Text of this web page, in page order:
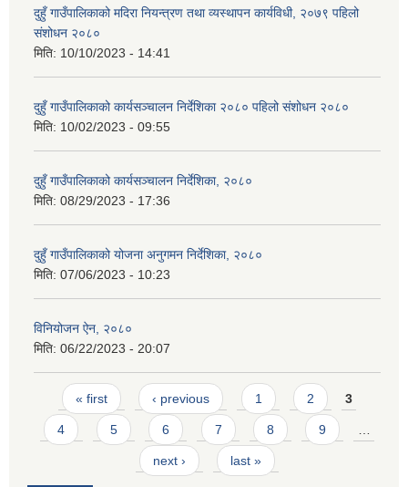
दुहुँ गाउँपालिकाको मदिरा नियन्त्रण तथा व्यस्थापन कार्यविधी, २०७९ पहिलो
संशोधन २०८०
मिति: 10/10/2023 - 14:41
दुहुँ गाउँपालिकाको कार्यसञ्चालन निर्देशिका २०८० पहिलो संशोधन २०८०
मिति: 10/02/2023 - 09:55
दुहुँ गाउँपालिकाको कार्यसञ्चालन निर्देशिका, २०८०
मिति: 08/29/2023 - 17:36
दुहुँ गाउँपालिकाको योजना अनुगमन निर्देशिका, २०८०
मिति: 07/06/2023 - 10:23
विनियोजन ऐन, २०८०
मिति: 06/22/2023 - 20:07
Pages
« first ‹ previous 1 2 3
4 5 6 7 8 9
next › last »